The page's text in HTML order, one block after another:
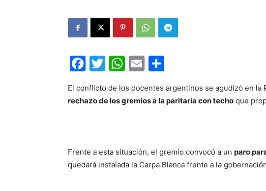
Facebook
Twitter
WhatsApp
Email
El conflicto de los docentes argentinos se agudizó en la
rechazo de los gremios a la paritaria con techo que
Frente a esta situación, el gremio convocó a un paro
quedará instalada la Carpa Blanca frente a la